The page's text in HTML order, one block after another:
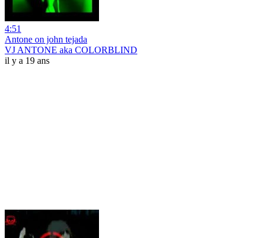
4:51
Antone on john tejada
VJ ANTONE aka COLORBLIND
il y a 19 ans